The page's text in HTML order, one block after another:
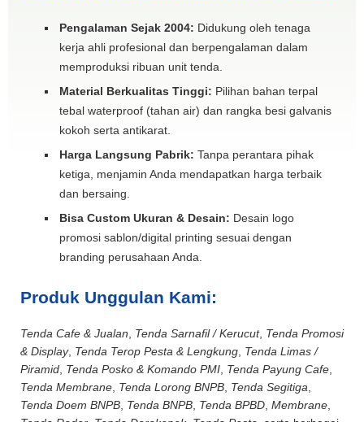
Pengalaman Sejak 2004: Didukung oleh tenaga
kerja ahli profesional dan berpengalaman dalam
memproduksi ribuan unit tenda.
Material Berkualitas Tinggi: Pilihan bahan terpal
tebal waterproof (tahan air) dan rangka besi galvanis
kokoh serta antikarat.
Harga Langsung Pabrik: Tanpa perantara pihak
ketiga, menjamin Anda mendapatkan harga terbaik
dan bersaing.
Bisa Custom Ukuran & Desain: Desain logo
promosi sablon/digital printing sesuai dengan
branding perusahaan Anda.
Produk Unggulan Kami:
Tenda Cafe & Jualan Tenda Sarnafil / Kerucut, Tenda Promosi
& Display, Tenda Terop Pesta & Lengkung Tenda Limas /
Piramid Tenda Posko & Komando PMI Tenda Payung Cafe
Tenda Membrane Tenda Lorong BNPB Tenda Segitiga
Tenda Doem BNPB Tenda BNPB Tenda BPBD Membrane